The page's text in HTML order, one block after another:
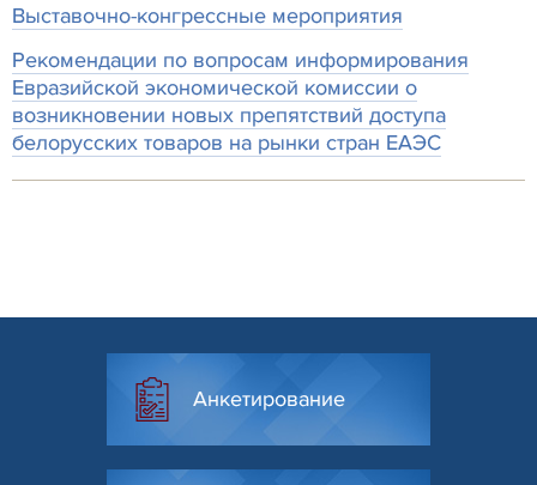
Выставочно-конгрессные мероприятия
Рекомендации по вопросам информирования
Евразийской экономической комиссии о
возникновении новых препятствий доступа
белорусских товаров на рынки стран ЕАЭС
Анкетирование